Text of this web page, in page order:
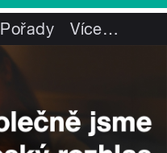
Pořady Více…